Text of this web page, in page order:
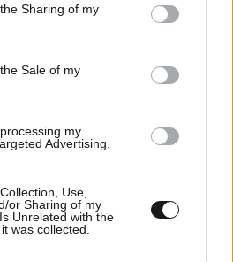
usage behaviour. You may click to
and its third-party tags to
purposes in below Google
Sharing of my
Sale of my
my
Advertising.
Use,
or Sharing of my
Unrelated with the
was collected.